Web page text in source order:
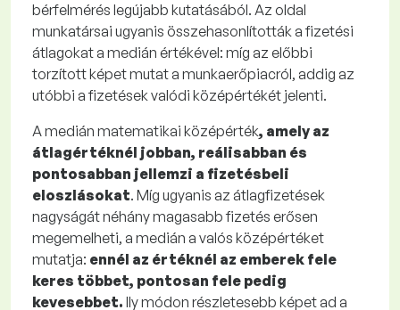
bérfelmérés legújabb kutatásából. Az oldal
munkatársai ugyanis összehasonlították a fizetési
átlagokat a medián értékével: míg az előbbi
torzított képet mutat a munkaerőpiacról, addig az
utóbbi a fizetések valódi középértékét jelenti.
A medián matematikai középérték, amely az
átlagértéknél jobban, reálisabban és
pontosabban jellemzi a fizetésbeli
eloszlásokat. Míg ugyanis az átlagfizetések
nagyságát néhány magasabb fizetés erősen
megemelheti, a medián a valós középértéket
mutatja: ennél az értéknél az emberek fele
keres többet, pontosan fele pedig
kevesebbet. Ily módon részletesebb képet ad a